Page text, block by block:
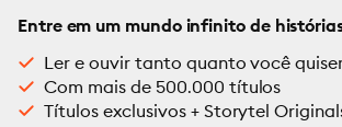
Entre em um mundo infinito de
Ler e ouvir tanto quanto você
Com mais de 500.000 títulos
Títulos exclusivos + Storytel